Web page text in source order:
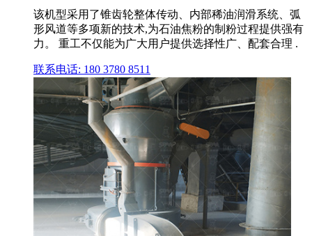
该机型采用了锥齿轮整体传动、内部稀油润滑系统、弧
形风道等多项新的技术,为石油焦粉的制粉过程提供强有
力。 重工不仅能为广大用户提供选择性广、配套合理 .
联系电话: 180 3780 8511